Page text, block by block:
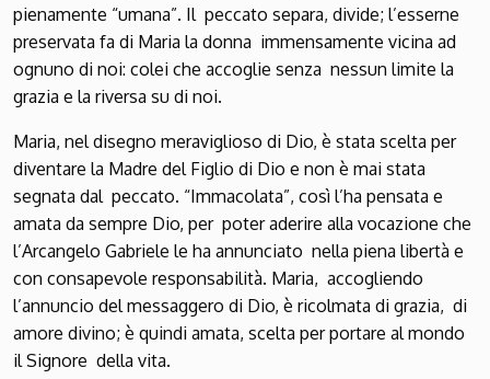
pienamente “umana”. Il peccato separa, divide; l’esserne
preservata fa di Maria la donna immensamente vicina ad
ognuno di noi: colei che accoglie senza nessun limite la
grazia e la riversa su di noi.
Maria, nel disegno meraviglioso di Dio, è stata scelta per
diventare la Madre del Figlio di Dio e non è mai stata
segnata dal peccato. “Immacolata”, così l’ha pensata e
amata da sempre Dio, per poter aderire alla vocazione che
l’Arcangelo Gabriele le ha annunciato nella piena libertà e
con consapevole responsabilità. Maria, accogliendo
l’annuncio del messaggero di Dio, è ricolmata di grazia, di
amore divino; è quindi amata, scelta per portare al mondo
il Signore della vita.